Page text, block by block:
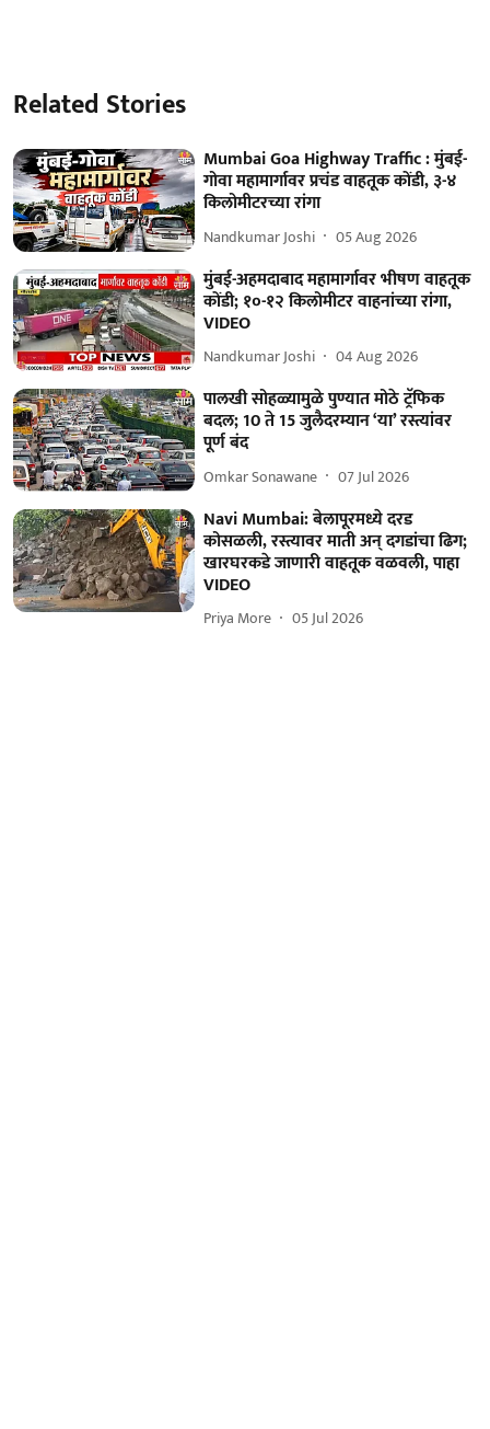
Related Stories
Mumbai Goa Highway Traffic : मुंबई-
गोवा महामार्गावर प्रचंड वाहतूक कोंडी, ३-४
किलोमीटरच्या रांगा
Nandkumar Joshi 05 Aug 2026
मुंबई-अहमदाबाद महामार्गावर भीषण वाहतूक
कोंडी; १०-१२ किलोमीटर वाहनांच्या रांगा,
VIDEO
Nandkumar Joshi 04 Aug 2026
पालखी सोहळ्यामुळे पुण्यात मोठे ट्रॅफिक
बदल; 10 ते 15 जुलैदरम्यान ‘या’ रस्त्यांवर
पूर्ण बंद
Omkar Sonawane 07 Jul 2026
Navi Mumbai: बेलापूरमध्ये दरड
कोसळली, रस्त्यावर माती अन् दगडांचा ढिग;
खारघरकडे जाणारी वाहतूक वळवली, पाहा
VIDEO
Priya More 05 Jul 2026